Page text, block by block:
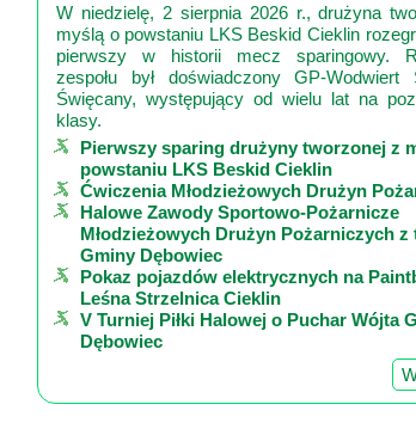
W niedzielę, 2 sierpnia 2026 r., drużyna
myślą o powstaniu LKS Beskid Cieklin
pierwszy w historii mecz sparingowy.
zespołu był doświadczony GP‑Wodwiert
Święcany, występujący od wielu lat na
klasy.
Pierwszy sparing drużyny tworzonej z
powstaniu LKS Beskid Cieklin
Ćwiczenia Młodzieżowych Drużyn
Halowe Zawody Sportowo-Pożarnicze
Młodzieżowych Drużyn Pożarniczych z
Gminy Dębowiec
Pokaz pojazdów elektrycznych na
Leśna Strzelnica Cieklin
V Turniej Piłki Halowej o Puchar Wójta
Dębowiec